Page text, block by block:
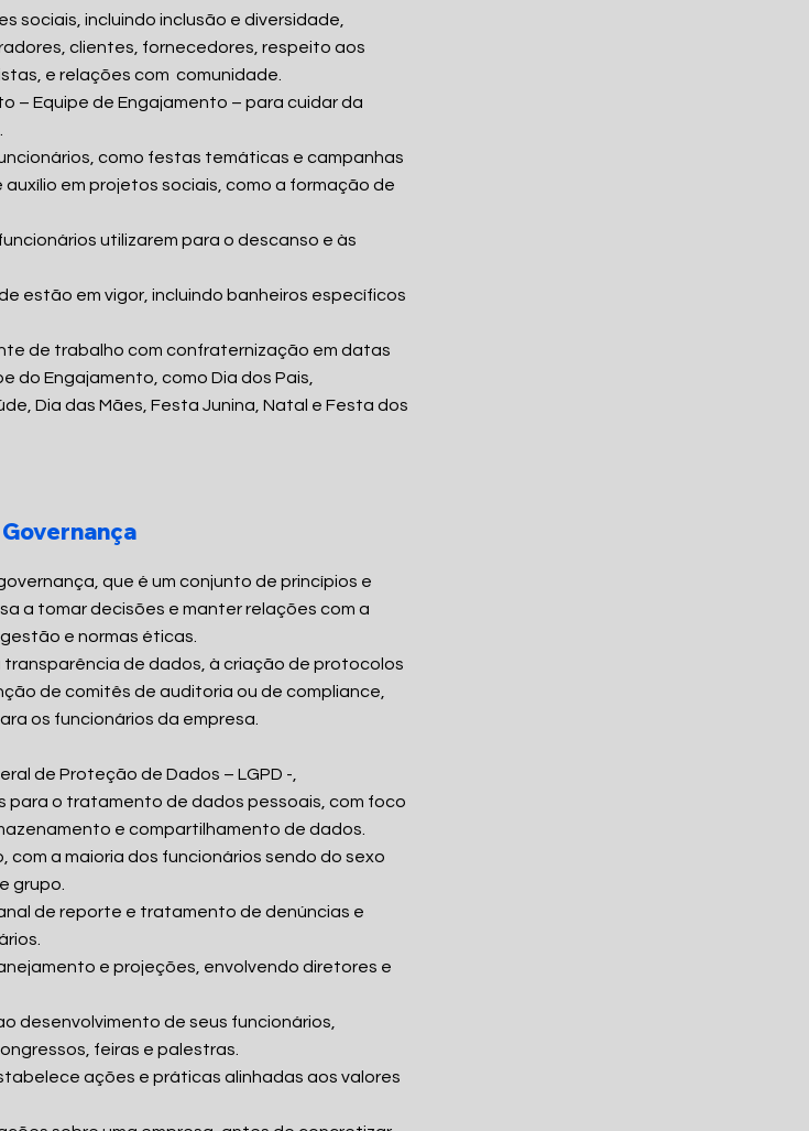
sociais, incluindo inclusão e diversidade,
clientes, fornecedores, respeito aos
e relações com comunidade.
– Equipe de Engajamento – para cuidar da
como festas temáticas e campanhas
auxílio em projetos sociais, como a formação de
utilizarem para o descanso e às
estão em vigor, incluindo banheiros específicos
de trabalho com confraternização em datas
do Engajamento, como Dia dos Pais,
Dia das Mães, Festa Junina, Natal e Festa dos
Governança
que é um conjunto de princípios e
a tomar decisões e manter relações com a
e normas éticas.
de dados, à criação de protocolos
de comitês de auditoria ou de compliance,
os funcionários da empresa.
de Proteção de Dados – LGPD -,
para o tratamento de dados pessoais, com foco
e compartilhamento de dados.
com a maioria dos funcionários sendo do sexo
grupo.
de reporte e tratamento de denúncias e
e projeções, envolvendo diretores e
desenvolvimento de seus funcionários,
feiras e palestras.
ações e práticas alinhadas aos valores